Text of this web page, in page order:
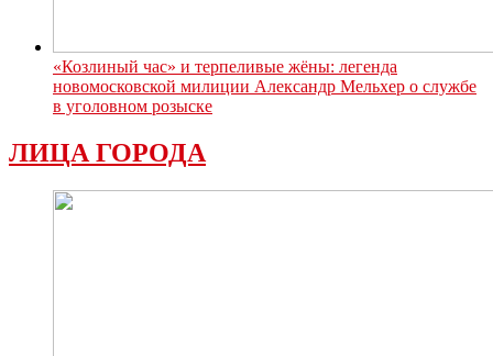
«Козлиный час» и терпеливые жёны: легенда
новомосковской милиции Александр Мельхер о службе
в уголовном розыске
ЛИЦА ГОРОДА